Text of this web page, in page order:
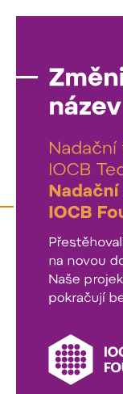
Činnost fondu
Program pro
klinického
Program
výzkumu
Český
vyžaduje
již v době